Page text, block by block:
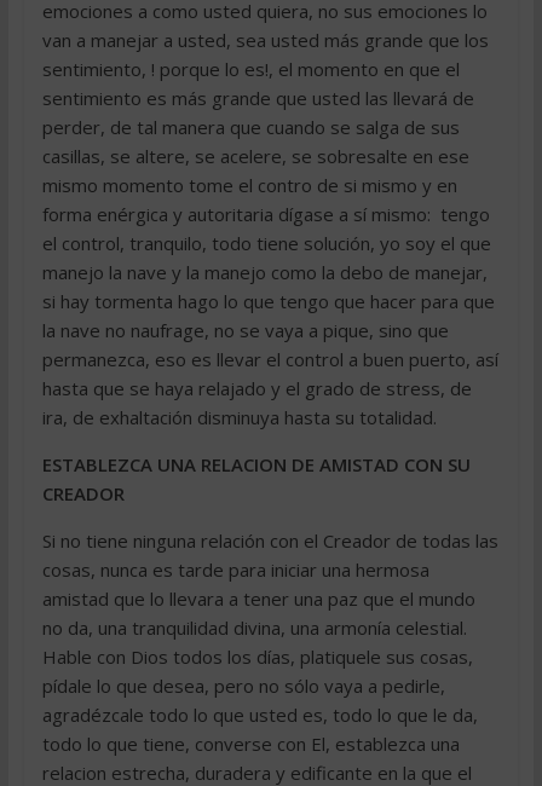
emociones a como usted quiera, no sus emociones lo
van a manejar a usted, sea usted más grande que los
sentimiento, ! porque lo es!, el momento en que el
sentimiento es más grande que usted las llevará de
perder, de tal manera que cuando se salga de sus
casillas, se altere, se acelere, se sobresalte en ese
mismo momento tome el contro de si mismo y en
forma enérgica y autoritaria dígase a sí mismo:  tengo
el control, tranquilo, todo tiene solución, yo soy el que
manejo la nave y la manejo como la debo de manejar,
si hay tormenta hago lo que tengo que hacer para que
la nave no naufrage, no se vaya a pique, sino que
permanezca, eso es llevar el control a buen puerto, así
hasta que se haya relajado y el grado de stress, de
ira, de exhaltación disminuya hasta su totalidad.
ESTABLEZCA UNA RELACION DE AMISTAD CON SU
CREADOR
Si no tiene ninguna relación con el Creador de todas las
cosas, nunca es tarde para iniciar una hermosa
amistad que lo llevara a tener una paz que el mundo
no da, una tranquilidad divina, una armonía celestial.
Hable con Dios todos los días, platiquele sus cosas,
pídale lo que desea, pero no sólo vaya a pedirle,
agradézcale todo lo que usted es, todo lo que le da,
todo lo que tiene, converse con El, establezca una
relacion estrecha, duradera y edificante en la que el